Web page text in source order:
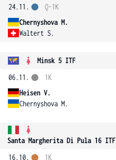
24.11.
Chernyshova M.
Waltert S.
Q-1K
Minsk 5 ITF
06.11.
Heisen V.
Chernyshova M.
1K
Santa Margherita Di Pula 16 ITF
16.10.
1K